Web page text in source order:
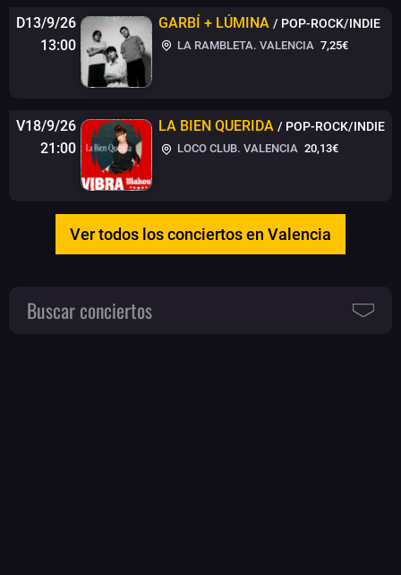
D13/9/26
13:00
GARBÍ + LÚMINA / POP-ROCK/INDIE
LA RAMBLETA. VALENCIA 7,25€
V18/9/26
21:00
LA BIEN QUERIDA / POP-ROCK/INDIE
LOCO CLUB. VALENCIA 20,13€
Ver todos los conciertos en Valencia
Buscar conciertos